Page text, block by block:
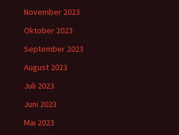
November 2023
Oktober 2023
September 2023
August 2023
Juli 2023
Juni 2023
Mai 2023